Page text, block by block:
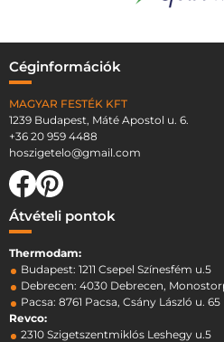
Céginformációk
MAGYAR FESTÉK KFT
1239 Budapest, Máté Apostol u. 6.
+36 20 959 4488
hoszigetelo@gmail.com
Átvételi pontok
Thermodam:
Budapest: 1211 Csepel Színesfém u.5
Debrecen: 4030 Debrecen,
Pacsa: 8761 Pacsa, Csány László u. 65
Revco:
2310 Szigetszentmiklós Leshegy u.5